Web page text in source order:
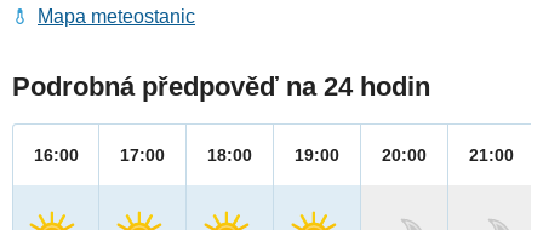
Mapa meteostanic
Podrobná předpověď na 24 hodin
16:00 17:00 18:00 19:00 20:00 21:00